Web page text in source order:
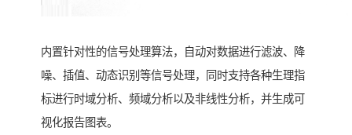
内置针对性的信号处理算法，自动对数据进行滤波、降
噪、插值、动态识别等信号处理，同时支持各种生理指
标进行时域分析、频域分析以及非线性分析，并生成可
视化报告图表。